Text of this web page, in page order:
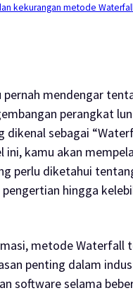
kekurangan metode
pernah mendengar
perangkat
dikenal sebagai
ini, kamu akan
perlu diketahui
hingga
metode Waterfall
penting dalam
softwareselama